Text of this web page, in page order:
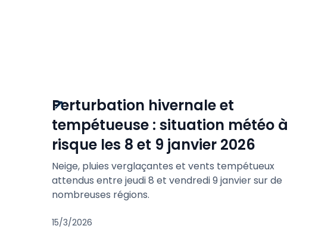
Perturbation hivernale et
tempétueuse : situation météo à
risque les 8 et 9 janvier 2026
Neige, pluies verglaçantes et vents tempétueux
attendus entre jeudi 8 et vendredi 9 janvier sur de
nombreuses régions.
15/3/2026